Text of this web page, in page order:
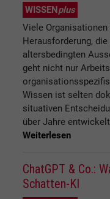
WISSEN plus
Viele
Herausforderung,
altersbedingten
geht nicht nur
Wissen ist selten
situativen
über Jahre
Weiterlesen
ChatGPT & Co.:
Schatten-KI